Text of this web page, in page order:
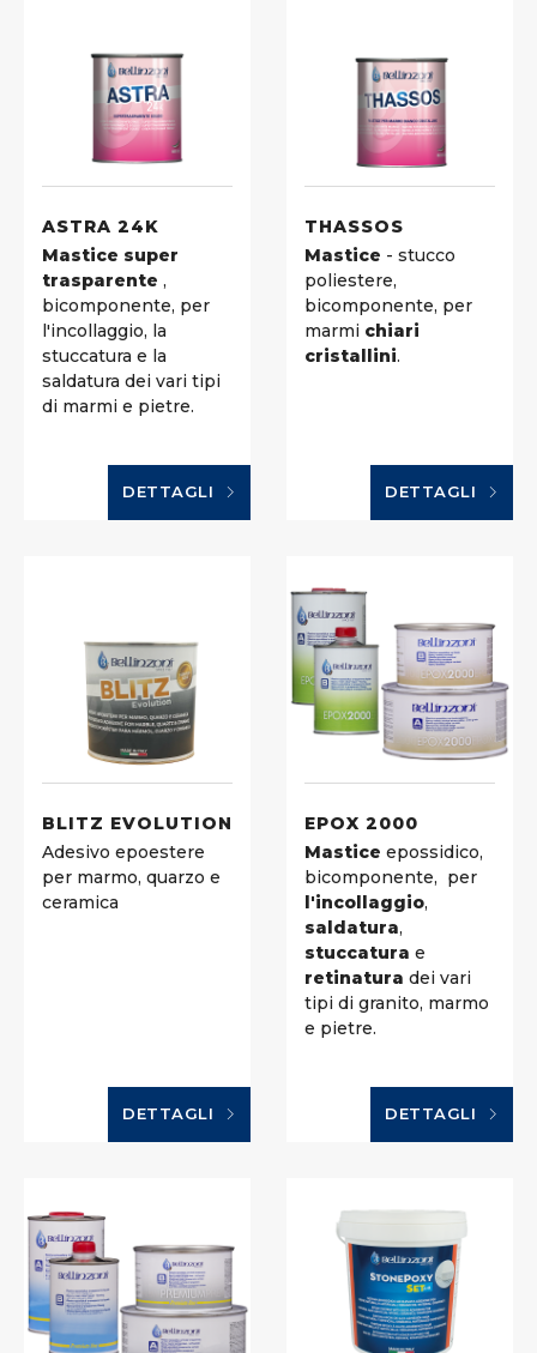
ASTRA 24K
Mastice super
trasparente ,
bicomponente, per
l'incollaggio, la
stuccatura e la
saldatura dei vari tipi
di marmi e pietre.
DETTAGLI
THASSOS
Mastice - stucco
poliestere,
bicomponente, per
marmi chiari
cristallini.
DETTAGLI
BLITZ EVOLUTION
Adesivo epoestere
per marmo, quarzo e
ceramica
DETTAGLI
EPOX 2000
Mastice epossidico,
bicomponente, per
l'incollaggio,
saldatura,
stuccatura e
retinatura dei vari
tipi di granito, marmo
e pietre.
DETTAGLI